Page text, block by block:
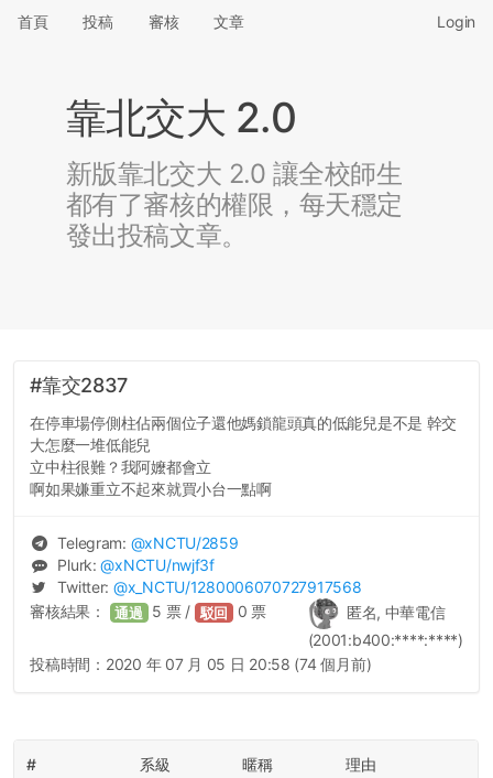
首頁 投稿 審核 文章 Login
靠北交大 2.0
新版靠北交大 2.0 讓全校師生
都有了審核的權限，每天穩定
發出投稿文章。
#靠交2837
在停車場停側柱佔兩個位子還他媽鎖龍頭真的低能兒是不是 幹交
大怎麼一堆低能兒
立中柱很難？我阿嬤都會立
啊如果嫌重立不起來就買小台一點啊
Telegram: @xNCTU/2859
Plurk:@xNCTU/nwjf3f
Twitter: @x_NCTU/1280006070727917568
匿名, 中華電信
(2001:b400:****:****)
審核結果： 通過 5 票 / 駁回 0 票
投稿時間： 2020 年 07 月 05 日 20:58 (74 個月前)
# 系級 暱稱 理由